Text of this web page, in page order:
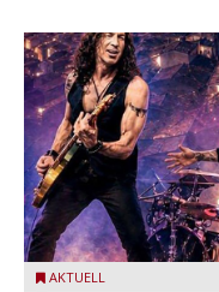
Stef Burns, Will Hunt
AKTUELL